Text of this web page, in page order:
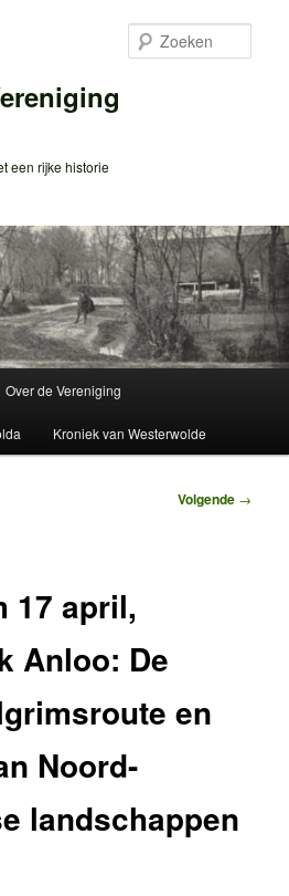
een rijke historie
Over de Vereniging
Kroniek van Westerwolde
Volgende →
17 april,
Anloo: De
en
Noord-
landschappen